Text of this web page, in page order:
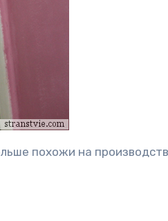
похожи на